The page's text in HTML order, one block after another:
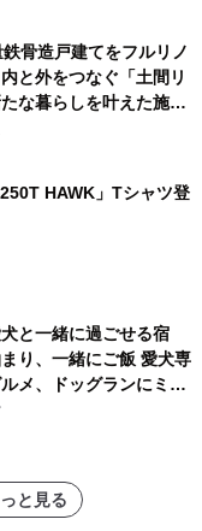
骨造戸建てをフルリノ
と外をつなぐ「土間リ
な暮らしを叶えた施工
アースが公開
HAWK」Tシャツ登
犬と一緒に過ごせる宿
り、一緒にご飯 愛犬専
メ、ドッグランにミニ
ングとトレーラーハウ
と見る